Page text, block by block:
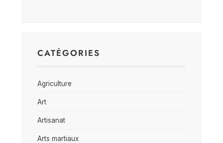
CATÉGORIES
Agriculture
Art
Artisanat
Arts martiaux